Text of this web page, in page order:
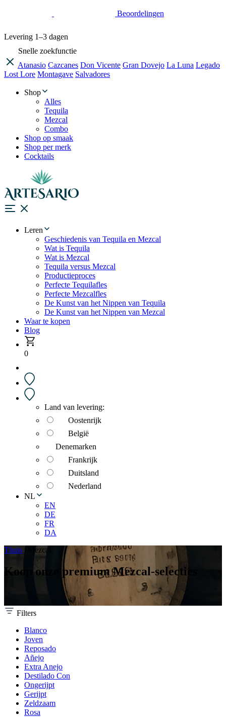
Beoordelingen
Levering 1–3 dagen
Snelle zoekfunctie
Atanasio Cazcanes Don Vicente Gran Dovejo La Luna Legado
Lost Lore Montagave Salvadores
Shop
Alles
Tequila
Mezcal
Combo
Shop op smaak
Shop per merk
Cocktails
Leren
Geschiedenis van Tequila en Mezcal
Wat is Tequila
Wat is Mezcal
Tequila versus Mezcal
Productieproces
Perfecte Tequilafles
Perfecte Mezcalfles
De Kunst van het Nippen van Tequila
De Kunst van het Nippen van Mezcal
Waar te kopen
Blog
0
Land van levering:
Oostenrijk
België
Denemarken
Frankrijk
Duitsland
Nederland
NL
EN
DE
FR
DA
Thuis | Mezcal
Koop onze premium Mezcal-selecties
Filters
Blanco
Joven
Reposado
Añejo
Extra Anejo
Destilado Con
Ongerijpt
Gerijpt
Zeldzaam
Rosa